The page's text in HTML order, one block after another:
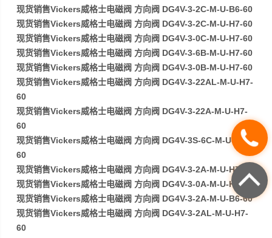
现货销售Vickers威格士电磁阀 方向阀 DG4V-3-2C-M-U-B6-60
现货销售Vickers威格士电磁阀 方向阀 DG4V-3-2C-M-U-H7-60
现货销售Vickers威格士电磁阀 方向阀 DG4V-3-0C-M-U-H7-60
现货销售Vickers威格士电磁阀 方向阀 DG4V-3-6B-M-U-H7-60
现货销售Vickers威格士电磁阀 方向阀 DG4V-3-0B-M-U-H7-60
现货销售Vickers威格士电磁阀 方向阀 DG4V-3-22AL-M-U-H7-
60
现货销售Vickers威格士电磁阀 方向阀 DG4V-3-22A-M-U-H7-
60
现货销售Vickers威格士电磁阀 方向阀 DG4V-3S-6C-M-U-H5-
60
现货销售Vickers威格士电磁阀 方向阀 DG4V-3-2A-M-U-H7-60
现货销售Vickers威格士电磁阀 方向阀 DG4V-3-0A-M-U-H7-60
现货销售Vickers威格士电磁阀 方向阀 DG4V-3-2A-M-U-B6-60
现货销售Vickers威格士电磁阀 方向阀 DG4V-3-2AL-M-U-H7-
60